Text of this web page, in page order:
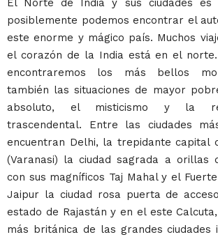
El Norte de India y sus ciudades es
posiblemente podemos encontrar el
este enorme y mágico país. Muchos
el corazón de la India está en el norte.
encontraremos los más bellos
también las situaciones de mayor
absoluto, el misticismo y la
trascendental. Entre las ciudades
encuentran Delhi, la trepidante capital
(Varanasi) la ciudad sagrada a orillas
con sus magníficos Taj Mahal y el
Jaipur la ciudad rosa puerta de
estado de Rajastán y en el este
más británica de las grandes ciudades